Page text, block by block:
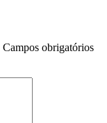
Campos obrigatórios